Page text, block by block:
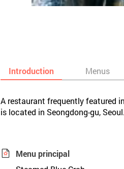
Introduction Menus
A restaurant frequently featured
is located in Seongdong-gu, Seoul.
Menu principal